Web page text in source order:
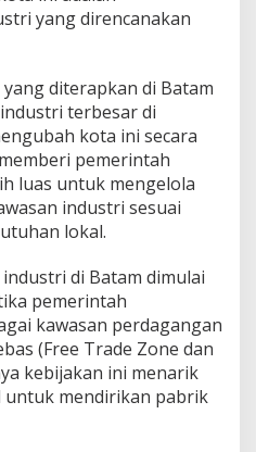
yang direncanakan
diterapkan di Batam
terbesar di
kota ini secara
pemerintah
luas untuk mengelola
industri sesuai
lokal.
di Batam dimulai
pemerintah
kawasan perdagangan
(Free Trade Zone dan
kebijakan ini menarik
untuk mendirikan pabrik